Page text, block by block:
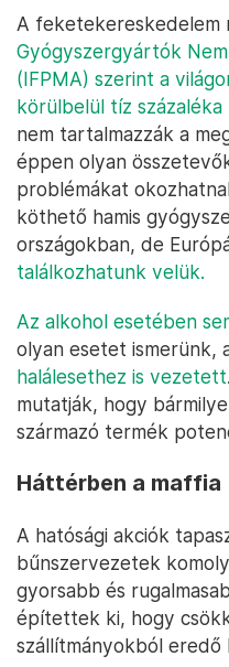
A feketekereskedelem
Gyógyszergyártók
(IFPMA) szerint a
körülbelül tíz százaléka
nem tartalmazzák a
éppen olyan
problémákat
köthető hamis
országokban, de
találkozhatunk velük.
Az alkohol esetében
olyan esetet ismerünk,
halálesethez is vezetett
mutatják, hogy
származó termék
Háttérben a maffia
A hatósági akciók
bűnszervezetek
gyorsabb és
építettek ki, hogy
szállítmányokból eredő